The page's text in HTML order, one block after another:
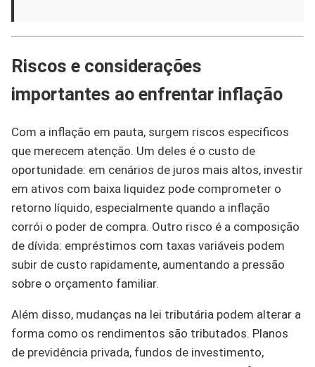
Riscos e considerações
importantes ao enfrentar inflação
Com a inflação em pauta, surgem riscos específicos
que merecem atenção. Um deles é o custo de
oportunidade: em cenários de juros mais altos, investir
em ativos com baixa liquidez pode comprometer o
retorno líquido, especialmente quando a inflação
corrói o poder de compra. Outro risco é a composição
de dívida: empréstimos com taxas variáveis podem
subir de custo rapidamente, aumentando a pressão
sobre o orçamento familiar.
Além disso, mudanças na lei tributária podem alterar a
forma como os rendimentos são tributados. Planos
de previdência privada, fundos de investimento,